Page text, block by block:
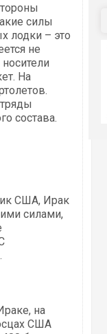
силы
лодки – это
не
На
состава.
США, Ирак
силами,
на
США